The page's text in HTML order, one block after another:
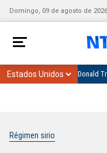
Domingo, 09 de agosto de 2026
Donald
Régimen sirio